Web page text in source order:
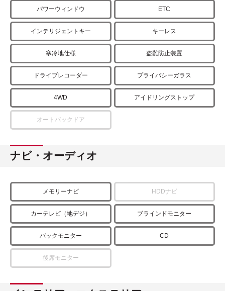
パワーウィンドウ ETC
インテリジェントキー キーレス
寒冷地仕様 盗難防止装置
ドライブレコーダー プライバシーガラス
4WD アイドリングストップ
オートバックドア
ナビ・オーディオ
メモリーナビ HDDナビ
カーテレビ（地デジ） ブラインドモニター
バックモニター CD
後席モニター